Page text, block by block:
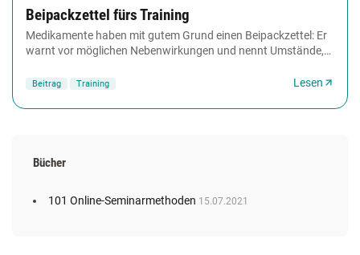
Beipackzettel fürs Training
Medikamente haben mit gutem Grund einen Beipackzettel: Er
warnt vor möglichen Nebenwirkungen und nennt Umstände,
Beitrag Training Lesen
Bücher
101 Online-Seminarmethoden 15.07.2021